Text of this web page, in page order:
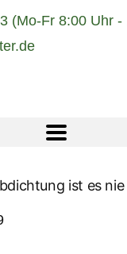
(Mo-Fr 8:00 Uhr -
VIER
ist es